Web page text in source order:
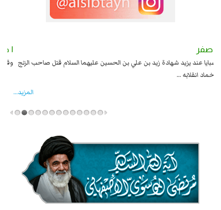
٢ صفر
السبايا عند يزيد شهادة زيد بن علي بن الحسين عليهما السلام قتل صاحب الزنج
واخماد انقلابه ...
المزید...